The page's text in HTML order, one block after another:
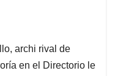
archi rival de
en el Directorio le